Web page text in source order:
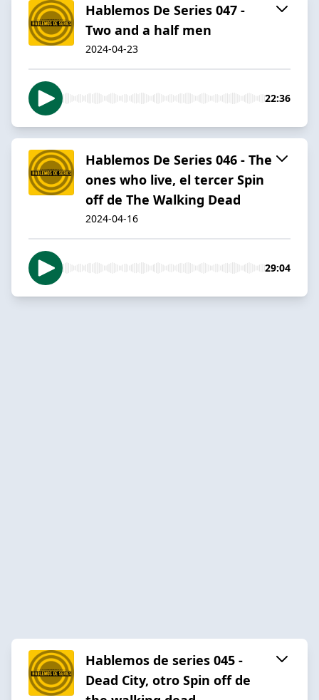
Hablemos De Series 047 -
Two and a half men
2024-04-23
22:36
Hablemos De Series 046 - The
ones who live, el tercer Spin
off de The Walking Dead
2024-04-16
29:04
Hablemos de series 045 -
Dead City, otro Spin off de